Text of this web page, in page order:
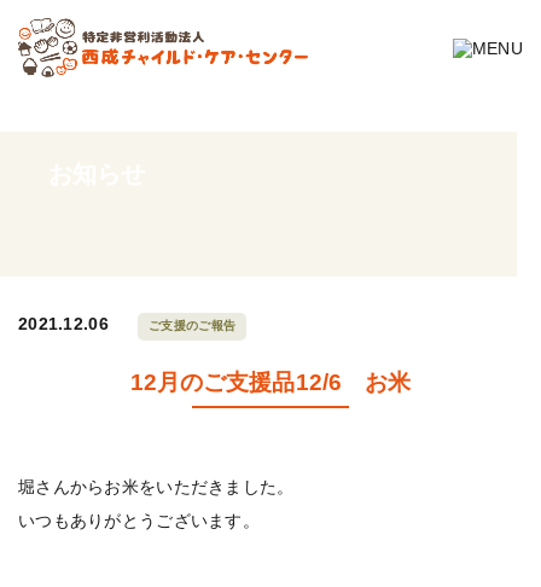
2021.12.06 ご支援のご報告
12月のご支援品12/6 お米
堀さんからお米をいただきました。
いつもありがとうございます。